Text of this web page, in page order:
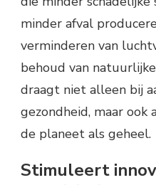
minder afval
verminderen van
behoud van
draagt niet alleen bij
gezondheid, maar ook
de planeet als geheel.
Stimuleert